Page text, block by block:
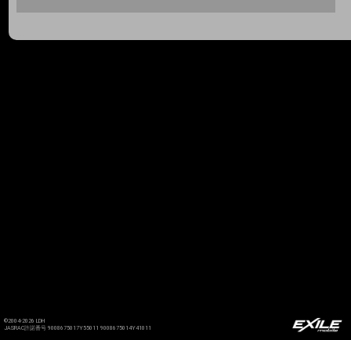
©2004-2026 LDH
JASRAC許諾番号 9008675017Y55011 9008675014Y41011